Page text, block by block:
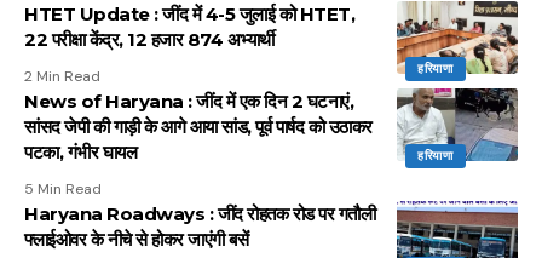
हरियाणा
HTET Update : जींद में 4-5 जुलाई को HTET,
22 परीक्षा केंद्र, 12 हजार 874 अभ्यार्थी
2 Min Read
हरियाणा
News of Haryana : जींद में एक दिन 2 घटनाएं,
सांसद जेपी की गाड़ी के आगे आया सांड, पूर्व पार्षद को उठाकर
पटका, गंभीर घायल
5 Min Read
Haryana Roadways : जींद रोहतक रोड पर गतौली
फ्लाईओवर के नीचे से होकर जाएंगी बसें